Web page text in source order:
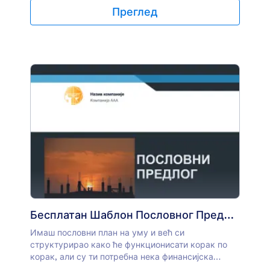
можеш одмах да преузмеш, одштампаш или
делиш.Није ти потребна диплома дизајна да би
уређивачем, прилагођавање је лако! Постави
циљеве, приоритете и састави чврсте акционе
планове као PDF документа помоћу нашег
шаблона за стратешки план. Јасно дефинишући
правом путу и брже развијати своје пословање.
Преглед
Бесплатан Шаблон Пословног Предлога
Имаш пословни план на уму и већ си
структурирао како ће функционисати корак по
корак, али су ти потребна нека финансијска